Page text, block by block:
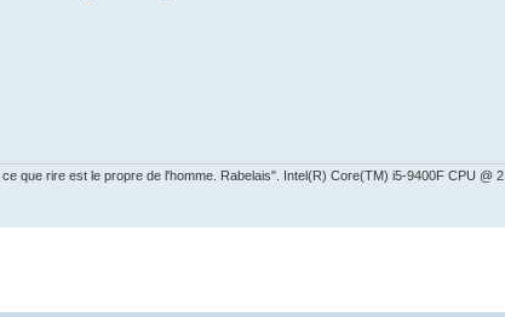
que rire est le propre de l'homme. Rabelais". Intel(R) Core(TM) i5-9400F CPU @